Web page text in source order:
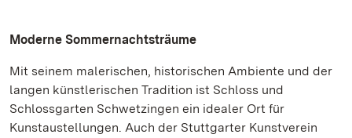
Moderne Sommernachtsträume
Mit seinem malerischen, historischen Ambiente und der
langen künstlerischen Tradition ist Schloss und
Schlossgarten Schwetzingen ein idealer Ort für
Kunstaustellungen. Auch der Stuttgarter Kunstverein